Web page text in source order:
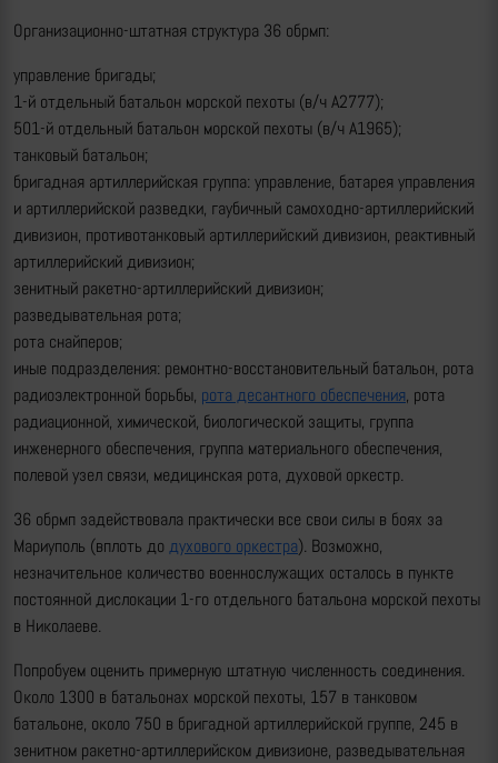
Организационно-штатная структура 36 обрмп:
управление бригады;
1-й отдельный батальон морской пехоты (в/ч А2777);
501-й отдельный батальон морской пехоты (в/ч А1965);
танковый батальон;
бригадная артиллерийская группа: управление, батарея управления
и артиллерийской разведки, гаубичный самоходно-артиллерийский
дивизион, противотанковый артиллерийский дивизион, реактивный
артиллерийский дивизион;
зенитный ракетно-артиллерийский дивизион;
разведывательная рота;
рота снайперов;
иные подразделения: ремонтно-восстановительный батальон, рота
радиоэлектронной борьбы, рота десантного обеспечения, рота
радиационной, химической, биологической защиты, группа
инженерного обеспечения, группа материального обеспечения,
полевой узел связи, медицинская рота, духовой оркестр.
36 обрмп задействовала практически все свои силы в боях за
Мариуполь (вплоть до духового оркестра). Возможно,
незначительное количество военнослужащих осталось в пункте
постоянной дислокации 1-го отдельного батальона морской пехоты
в Николаеве.
Попробуем оценить примерную штатную численность соединения.
Около 1300 в батальонах морской пехоты, 157 в танковом
батальоне, около 750 в бригадной артиллерийской группе, 245 в
зенитном ракетно-артиллерийском дивизионе, разведывательная